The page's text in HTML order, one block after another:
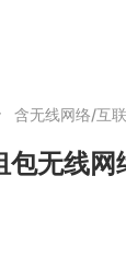
含无线网络/互
无线网